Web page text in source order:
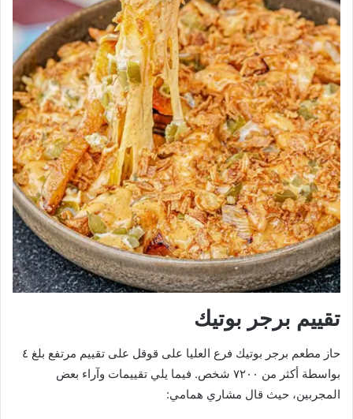
تقييم برجر بوتيك
حاز مطعم برجر بوتيك فرع العليا على قوقل على تقييم مرتفع بلغ ٤
بواسطة أكثر من ٧٢٠٠ شخص. فيما يلي تقييمات وآراء بعض
المجربين، حيث قال مشاري همامي: